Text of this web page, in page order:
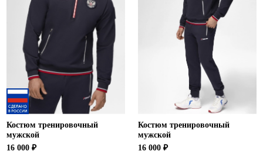
Ханты-Мансийский автономный округ (3)
Челябинская область (2)
Ямало-Ненецкий автономный округ (1)
Ярославская область (1)
Костюм тренировочный
мужской
16 000 ₽
Костюм тренировочный
мужской
16 000 ₽